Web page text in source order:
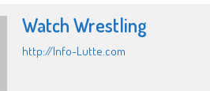
Watch Wrestling
http://Info-Lutte.com